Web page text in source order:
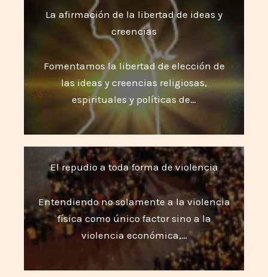
La afirmación de la libertad de ideas y
creencias
Fomentamos la libertad de elección de
las ideas y creencias religiosas,
espirituales y políticas de…
El repudio a toda forma de violencia
Entendiendo no solamente a la violencia
física como único factor sino a la
violencia económica,…